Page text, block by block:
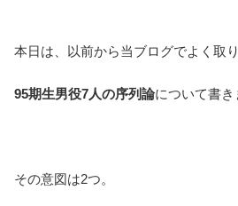
本日は、以前から当ブログでよく取
95期生男役7人の序列論について書き
その意図は2つ。